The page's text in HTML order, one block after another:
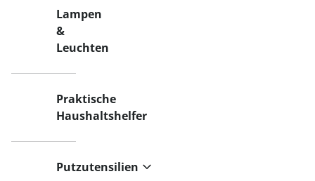
Lampen
&
Leuchten
Praktische
Haushaltshelfer
Putzutensilien